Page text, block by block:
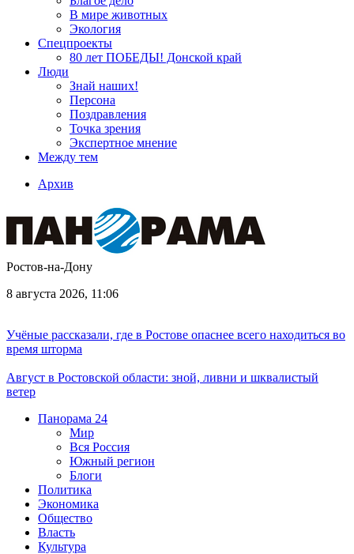
В мире животных
Экология
Спецпроекты
80 лет ПОБЕДЫ! Донской край
Люди
Знай наших!
Персона
Поздравления
Точка зрения
Экспертное мнение
Между тем
Архив
Ростов-на-Дону
8 августа 2026, 11:06
Учёные рассказали, где в Ростове опаснее всего находиться во
время шторма
Август в Ростовской области: зной, ливни и шквалистый
ветер
Панорама 24
Мир
Вся Россия
Южный регион
Блоги
Политика
Экономика
Общество
Власть
Культура